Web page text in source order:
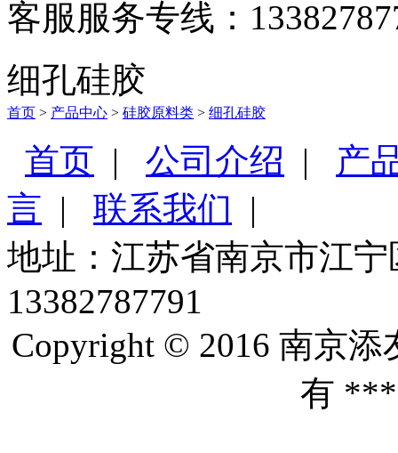
客服服务专线：
细孔硅胶
首页 > 产品中心 > 硅胶原料类 > 细孔硅胶
首页 | 公司介绍 | 产
言 | 联系我们 |
地址：江苏省南京市江
13382787791
Copyright © 2016 南京
有